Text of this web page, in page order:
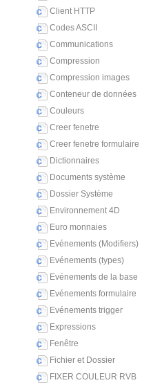
Client HTTP
Codes ASCII
Communications
Compression
Compression images
Conteneur de données
Couleurs
Creer fenetre
Creer fenetre formulaire
Dictionnaires
Documents système
Dossier Système
Environnement 4D
Euro monnaies
Evénements (Modifiers)
Evénements (types)
Evénements de la base
Evénements formulaire
Evénements trigger
Expressions
Fenêtre
Fichier et Dossier
FIXER COULEUR RVB